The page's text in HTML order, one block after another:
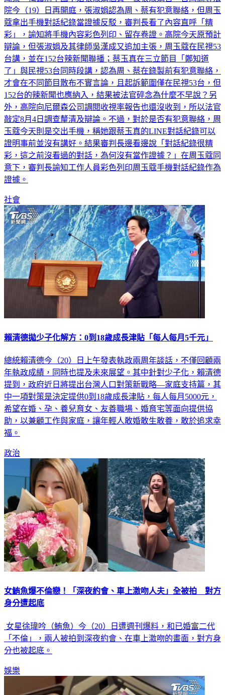
院今（19）日再開庭，張淑娟認為周、蔡有犯意聯絡，但周玉
蔻拿出手機對話紀錄當證據反駁，審判長看了內容直呼「精
彩」，諭知將手機內容彩色列印、留存卷證。高院今天原預計
辯論，但張淑娟及其律師吳漢成又追加主張，周玉蔻在民視53
台講，並在152台辣新聞聯播；蔡玉真在三立節目「鄭知道
了」與民視53台同時段講，認為周、蔡在錄製前有犯意聯絡，
才會在不同節目散布不實言論，且起訴範圍僅在民視53台，但
152台的辣新聞也應納入，結果被法官碎念為什麼不早說？另
外，高院向尼爾森公司調閱收視率報告也還沒收到，所以法官
敲定8月4日調查釐清及辯論。不過，對於是否有犯意聯絡，周
玉蔻今天則是交出手機，稱她跟蔡玉真的LINE對話紀錄可以
證明事前並沒有講好。結果審判長邊看邊說「對話紀錄很精
彩，這之前沒看過的對話，為何沒有當作證據？」在周玉蔻同
意下，審判長諭知工作人員彩色列印周玉蔻手機對話紀錄作為
證據。
社會
賴清德拋少子化解方：0到18歲成長津貼「每人每月5千元」
總統賴清德今（20）日上午發表執政兩周年談話，不僅回顧兩
年執政成績，同時也提及未來展望。其中針對少子化，賴清德
提到，政府近日將提出台灣人口對策新戰略—家庭支持篇，其
中一項對策是決定提供0到18歲成長津貼，每人每月5000元，
希望在婚、孕、養兒育女、友善職場、婚育宅等面向提供協
助，以兼顧工作與家庭，讓年輕人敢婚敢生敢養，敢於追求幸
福。
政治
女鮪魚爆不倫戀！「深夜約會、車上激吻人夫」全被拍 對方
身分遭起底
女星徐瑋吟（鮪魚）今（20）日遭週刊爆料，和已婚富二代
「不倫」，兩人被拍到深夜約會、在車上激吻的畫面，對方身
分也被起底。
娛樂